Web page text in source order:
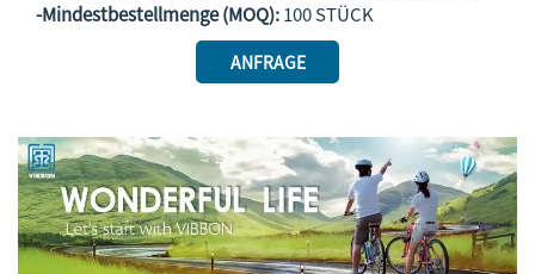
-Mindestbestellmenge (MOQ):100 STÜCK
ANFRAGE